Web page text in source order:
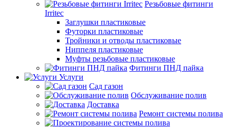
Резьбовые фитинги
Irritec
Заглушки пластиковые
Футорки пластиковые
Тройники и отводы пластиковые
Ниппеля пластиковые
Муфты резьбовые пластиковые
Фитинги ПНД пайка
Услуги
Сад газон
Обслуживание полив
Доставка
Ремонт системы полива